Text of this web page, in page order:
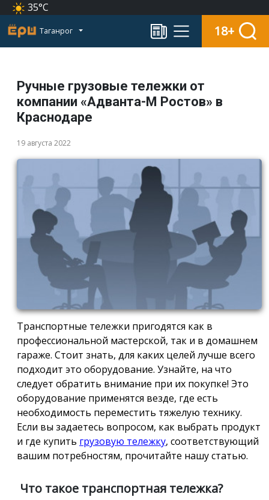
35°C
Таганрог 18+
Ручные грузовые тележки от
компании «Адванта-М Ростов» в
Краснодаре
19 августа 2022
Транспортные тележки пригодятся как в
профессиональной мастерской, так и в домашнем
гараже. Стоит знать, для каких целей лучше всего
подходит это оборудование. Узнайте, на что
следует обратить внимание при их покупке! Это
оборудование применятся везде, где есть
необходимость переместить тяжелую технику.
Если вы задаетесь вопросом, как выбрать продукт
и где купить грузовую тележку, соответствующий
вашим потребностям, прочитайте нашу статью.
Что такое транспортная тележка?